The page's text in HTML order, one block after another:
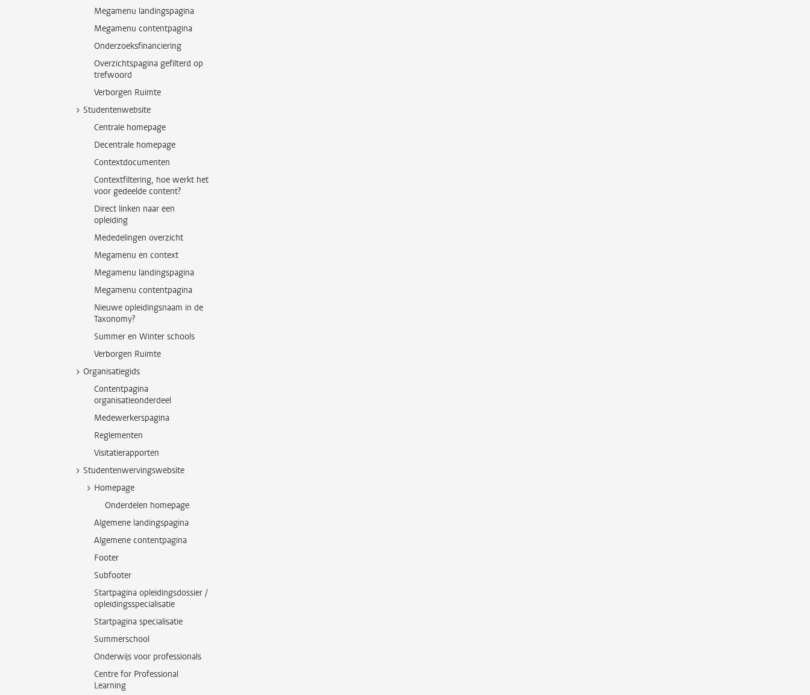
Megamenu landingspagina
Megamenu contentpagina
Onderzoeksfinanciering
Overzichtspagina gefilterd op
trefwoord
Verborgen Ruimte
Studentenwebsite
Centrale homepage
Decentrale homepage
Contextdocumenten
Contextfiltering, hoe werkt het
voor gedeelde content?
Direct linken naar een
opleiding
Mededelingen overzicht
Megamenu en context
Megamenu landingspagina
Megamenu contentpagina
Nieuwe opleidingsnaam in de
Taxonomy?
Summer en Winter schools
Verborgen Ruimte
Organisatiegids
Contentpagina
organisatieonderdeel
Medewerkerspagina
Reglementen
Visitatierapporten
Studentenwervingswebsite
Homepage
Onderdelen homepage
Algemene landingspagina
Algemene contentpagina
Footer
Subfooter
Startpagina opleidingsdossier /
opleidingsspecialisatie
Startpagina specialisatie
Summerschool
Onderwijs voor professionals
Centre for Professional
Learning